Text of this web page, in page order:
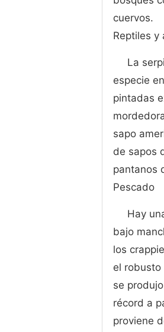
cuervos.
Reptiles y
La
especie
pintadas
sapo
de sapos
pantanos
Pescado
Hay
bajo
los
el
se
récord a
proviene